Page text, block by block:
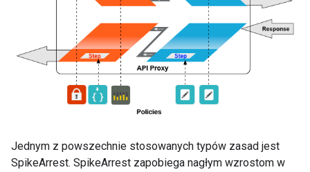
Jednym z powszechnie stosowanych typów zasad jest
SpikeArrest. SpikeArrest zapobiega nagłym wzrostom w